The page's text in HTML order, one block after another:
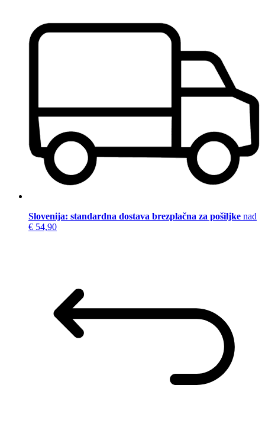
Slovenija: standardna dostava brezplačna za pošiljke nad
€ 54,90